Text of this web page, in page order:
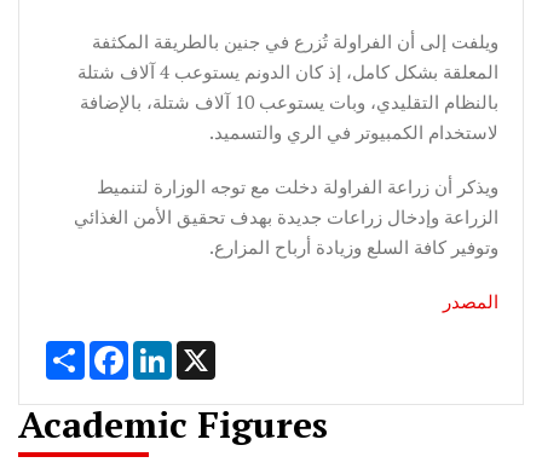
ويلفت إلى أن الفراولة تُزرع في جنين بالطريقة المكثفة
المعلقة بشكل كامل، إذ كان الدونم يستوعب 4 آلاف شتلة
بالنظام التقليدي، وبات يستوعب 10 آلاف شتلة، بالإضافة
لاستخدام الكمبيوتر في الري والتسميد.
ويذكر أن زراعة الفراولة دخلت مع توجه الوزارة لتنميط
الزراعة وإدخال زراعات جديدة بهدف تحقيق الأمن الغذائي
وتوفير كافة السلع وزيادة أرباح المزارع.
المصدر
Share FacebookLinkedIn
Academic Figures